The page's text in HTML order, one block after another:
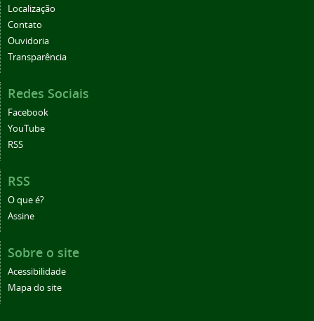
Localização
Contato
Ouvidoria
Transparência
Redes Sociais
Facebook
YouTube
RSS
RSS
O que é?
Assine
Sobre o site
Acessibilidade
Mapa do site